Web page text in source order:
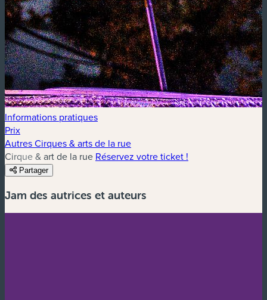
Informations pratiques
Prix
Autres Cirques & arts de la rue
Cirque & art de la rue Réservez votre ticket !
Partager
Jam des autrices et auteurs